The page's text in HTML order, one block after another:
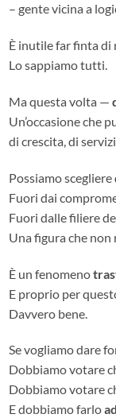
– gente vicina a
È inutile far finta di
Lo sappiamo tutti.
Ma questa volta —
Un’occasione che
di crescita, di
Possiamo scegliere
Fuori dai
Fuori dalle filiere
Una figura che non
È un fenomeno
E proprio per
Davvero bene.
Se vogliamo dare
Dobbiamo votare
Dobbiamo votare
E dobbiamo farlo